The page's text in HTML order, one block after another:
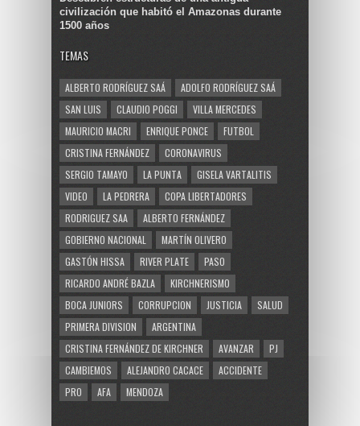
civilización que habitó el Amazonas durante
1500 años
TEMAS
ALBERTO RODRÍGUEZ SAÁ
ADOLFO RODRÍGUEZ SAÁ
SAN LUIS
CLAUDIO POGGI
VILLA MERCEDES
MAURICIO MACRI
ENRIQUE PONCE
FUTBOL
CRISTINA FERNÁNDEZ
CORONAVIRUS
SERGIO TAMAYO
LA PUNTA
GISELA VARTALITIS
VIDEO
LA PEDRERA
COPA LIBERTADORES
RODRIGUEZ SAA
ALBERTO FERNÁNDEZ
GOBIERNO NACIONAL
MARTÍN OLIVERO
GASTÓN HISSA
RIVER PLATE
PASO
RICARDO ANDRÉ BAZLA
KIRCHNERISMO
BOCA JUNIORS
CORRUPCION JUSTICIA
SALUD
PRIMERA DIVISION
ARGENTINA
CRISTINA FERNÁNDEZ DE KIRCHNER
AVANZAR
PJ
CAMBIEMOS
ALEJANDRO CACACE
ACCIDENTE
PRO
AFA MENDOZA